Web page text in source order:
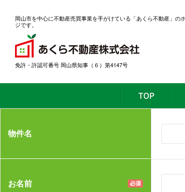
岡山市を中心に不動産売買事業を手がけている「あくら不動産」の
ジです。
免許・許認可番号 岡山県知事（６）第4147号
物件名
お名前